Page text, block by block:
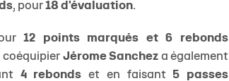
, pour 18 d'évaluation.
12 points marqués et 6 rebonds
coéquipier Jérome Sanchez a également
4 rebonds et en faisant 5 passes